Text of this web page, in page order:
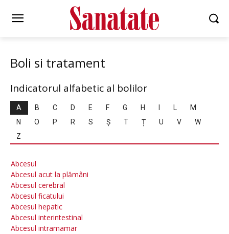
Boli si tratament
Indicatorul alfabetic al bolilor
А B C D E F G H I L
М
N
О P R S Ș Т Ț U V
W
Z
Abcesul
Abcesul acut la plămâni
Abcesul cerebral
Abcesul ficatului
Abcesul hepatic
Abcesul interintestinal
Abcesul intramamar